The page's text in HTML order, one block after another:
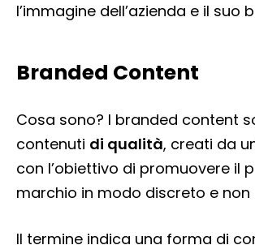
l’immagine dell’azienda e il suo
Branded Content
Cosa sono? I branded content
contenuti di qualità, creati da
con l’obiettivo di promuovere il
marchio in modo discreto e non
Il termine indica una forma di